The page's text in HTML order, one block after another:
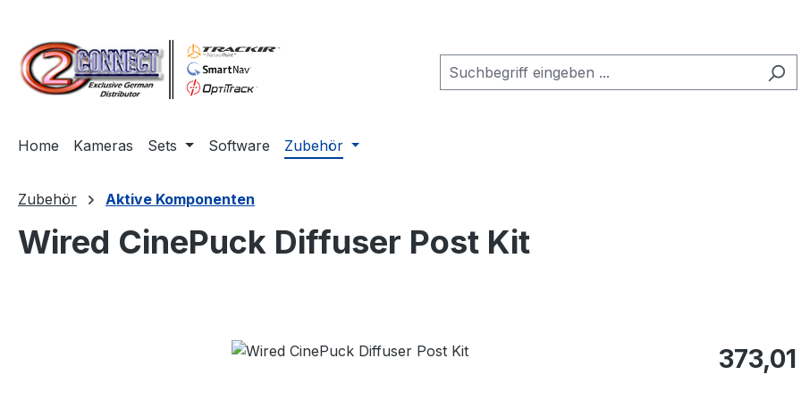
Home Kameras Sets Software Zubehör
Zubehör Aktive Komponenten
Wired CinePuck Diffuser Post Kit
Regulärer